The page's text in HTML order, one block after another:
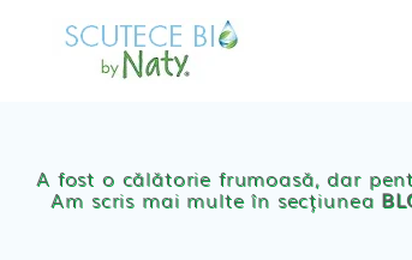
A fost o călătorie frumoasă, dar
Am scris mai multe în secțiunea